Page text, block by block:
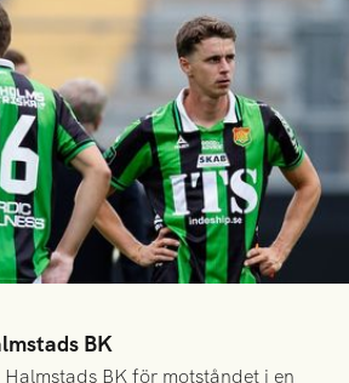
BK
BK för motståndet i en